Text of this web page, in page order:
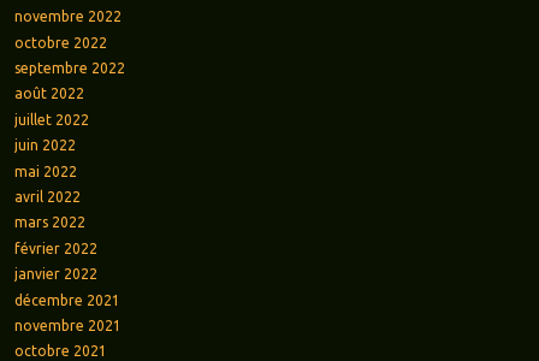
novembre 2022
octobre 2022
septembre 2022
août 2022
juillet 2022
juin 2022
mai 2022
avril 2022
mars 2022
février 2022
janvier 2022
décembre 2021
novembre 2021
octobre 2021